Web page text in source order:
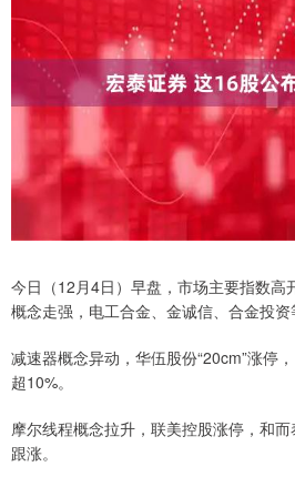
今日（12月4日）早盘，市场主要指数高
概念走强，电工合金、金诚信、合金投资
减速器概念异动，华伍股份“20cm”涨停
超10%。
摩尔线程概念拉升，联美控股涨停，和
跟涨。